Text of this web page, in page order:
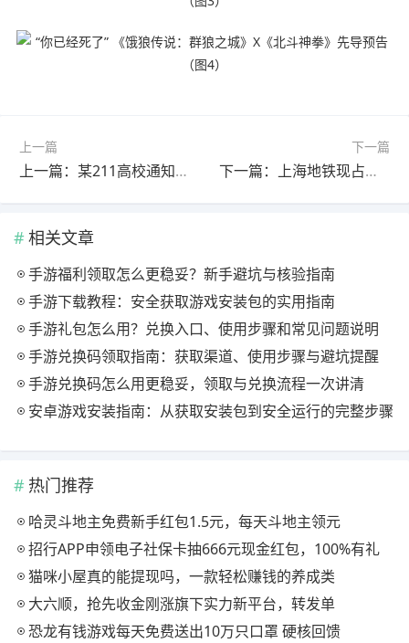
上一篇
上一篇：某211高校通知高数成绩差将请家长陪读 引发热议
下一篇
下一篇：上海地铁现占座后有偿让座 官方：黄牛服务不允许
相关文章
手游福利领取怎么更稳妥？新手避坑与核验指南
手游下载教程：安全获取游戏安装包的实用指南
手游礼包怎么用？兑换入口、使用步骤和常见问题说明
手游兑换码领取指南：获取渠道、使用步骤与避坑提醒
手游兑换码怎么用更稳妥，领取与兑换流程一次讲清
安卓游戏安装指南：从获取安装包到安全运行的完整步骤
热门推荐
哈灵斗地主免费新手红包1.5元，每天斗地主领元
招行APP申领电子社保卡抽666元现金红包，100%有礼
猫咪小屋真的能提现吗，一款轻松赚钱的养成类
大六顺，抢先收金刚涨旗下实力新平台，转发单
恐龙有钱游戏每天免费送出10万只口罩 硬核回馈